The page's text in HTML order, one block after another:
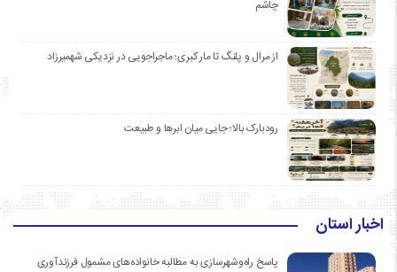
چاشم
از مرال و پلنگ تا مار کبری؛ ماجراجویی در نزدیکی شهمیرزاد
رودبارک بالا؛ جایی میان ابرها و طبیعت
اخبار استان
پاسخ راه‌وشهرسازی به مطالبه خانواده‌های مشمول فرزندآوری